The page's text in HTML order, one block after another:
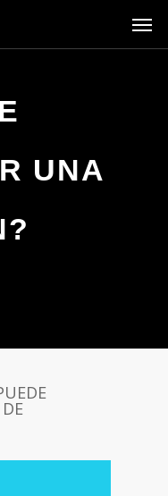
UNA